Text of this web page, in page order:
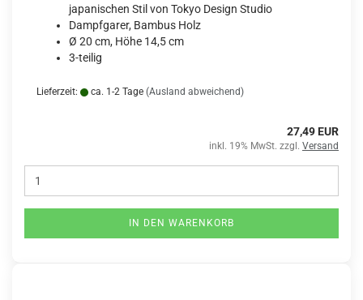
japanischen Stil von Tokyo Design Studio
Dampfgarer, Bambus Holz
Ø 20 cm, Höhe 14,5 cm
3-teilig
Lieferzeit: ca. 1-2 Tage (Ausland abweichend)
27,49 EUR
inkl. 19% MwSt. zzgl. Versand
IN DEN WARENKORB